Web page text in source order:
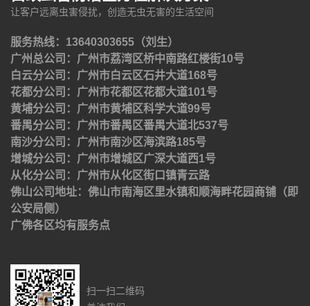
让客户远离虫害侵扰，创造无虫无害的生活空间
服务热线：13640303655（刘生）
广州总公司：广州市荔湾区桥中南路红楼街10号
白云分公司：广州市白云区石井大道168号
花都分公司：广州市花都区花都大道101号
黄埔分公司：广州市黄埔区科学大道99号
番禺分公司：广州市番禺区番禺大道北537号
南沙分公司：广州市南沙区海滨路185号
增城分公司：广州市增城区广深大道西1号
从化分公司：广州市从化区街口镇青云路
佛山公司地址：佛山市南海区里水镇和顺海畔花园商铺（即
公安局侧）
广佛各区均有服务点
扫一扫二维码